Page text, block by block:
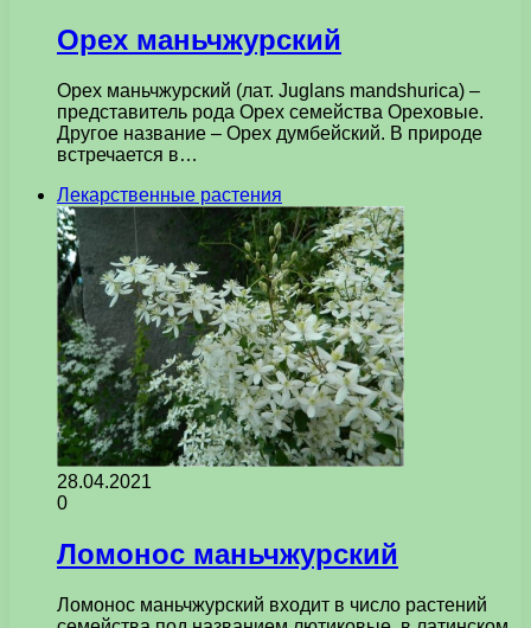
Орех маньчжурский
Орех маньчжурский (лат. Juglans mandshurica) –
представитель рода Орех семейства Ореховые.
Другое название – Орех думбейский. В природе
встречается в…
Лекарственные растения
28.04.2021
0
Ломонос маньчжурский
Ломонос маньчжурский входит в число растений